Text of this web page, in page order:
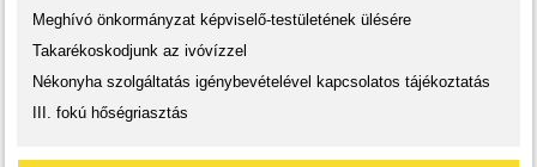
Meghívó önkormányzat képviselő-testületének ülésére
Takarékoskodjunk az ivóvízzel
Nékonyha szolgáltatás igénybevételével kapcsolatos tájékoztatás
III. fokú hőségriasztás